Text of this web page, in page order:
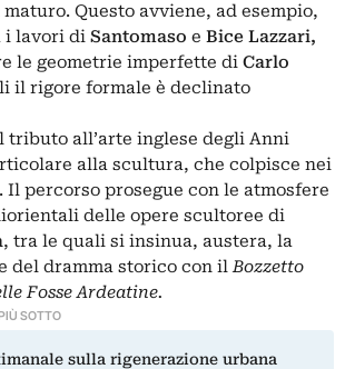
Questo avviene, ad esempio,
i lavori di Santomaso e Bice Lazzari,
le geometrie imperfette di Carlo
il rigore formale è declinato
tributo all’arte inglese degli Anni
alla scultura, che colpisce nei
percorso prosegue con le atmosfere
delle opere scultoree di
, tra le quali si insinua, austera, la
del dramma storico con ilBozzetto
Fosse Ardeatine.
SOTTO
sulla rigenerazione urbana